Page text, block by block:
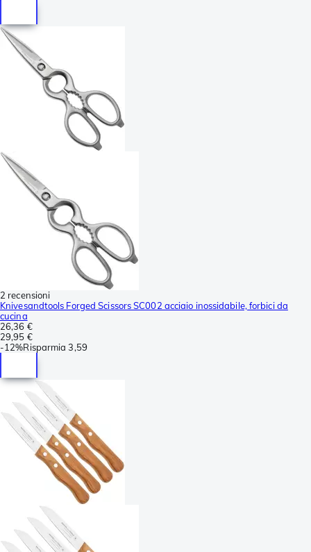
2 recensioni
Knivesandtools Forged Scissors SC002 acciaio inossidabile, forbici da
cucina
26,36 €
29,95 €
-12%Risparmia 3,59